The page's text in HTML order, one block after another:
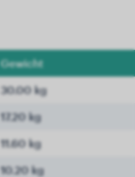
Gewicht
30.00 kg
17.20 kg
11.60 kg
10.20 kg